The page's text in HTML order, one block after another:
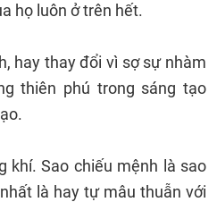
họ luôn ở trên hết.
hay thay đổi vì sợ sự nhàm
thiên phú trong sáng tạo
khí. Sao chiếu mệnh là sao
là hay tự mâu thuẫn với